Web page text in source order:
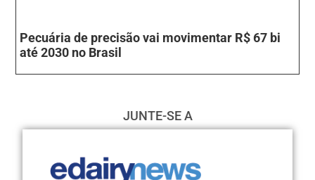
Pecuária de precisão vai movimentar R$ 67 bi
até 2030 no Brasil
JUNTE-SE A